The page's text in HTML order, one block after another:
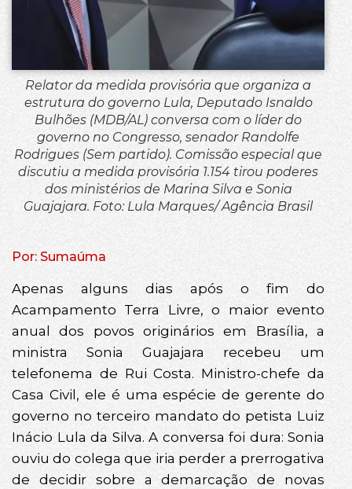
Relator da medida provisória que organiza a
estrutura do governo Lula, Deputado Isnaldo
Bulhões (MDB/AL) conversa com o líder do
governo no Congresso, senador Randolfe
Rodrigues (Sem partido). Comissão especial que
discutiu a medida provisória 1.154 tirou poderes
dos ministérios de Marina Silva e Sonia
Guajajara. Foto: Lula Marques/ Agência Brasil
Por: Sumaúma
Apenas alguns dias após o fim do
Acampamento Terra Livre, o maior evento
anual dos povos originários em Brasília, a
ministra Sonia Guajajara recebeu um
telefonema de Rui Costa. Ministro-chefe da
Casa Civil, ele é uma espécie de gerente do
governo no terceiro mandato do petista Luiz
Inácio Lula da Silva. A conversa foi dura: Sonia
ouviu do colega que iria perder a prerrogativa
de decidir sobre a demarcação de novas